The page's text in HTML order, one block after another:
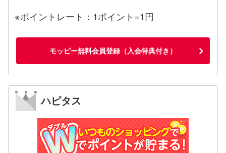
※ポイントレート：1ポイント=1円
モッピー無料会員登録（入会特典付き）
ハピタス